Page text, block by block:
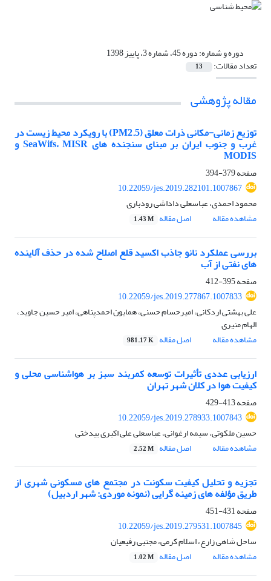
دوره و شماره:دوره 45، شماره 3، پاییز 1398
تعداد مقالات: 13
مقاله پژوهشی
توزیع زمانی-مکانی ذرات معلق (PM2.5) با رویکرد محیط زیست در
غرب و جنوب ایران بر مبنای سنجنده های SeaWifs، MISR و
MODIS
صفحه379-394
10.22059/jes.2019.282101.1007867
محمود احمدی، عباسعلی داداشی رودباری
مشاهده مقاله
اصل مقاله 1.43 M
بررسی عملکرد نانو جاذب اکسید قلع اصلاح شده در حذف آلاینده
های نفتی از آب
صفحه395-412
10.22059/jes.2019.277867.1007833
علی بهشتی اردکانی، امیرحسام حسنی، همایون احمدپناهی، امیر حسین جاوید،
الهام منیری
مشاهده مقاله
اصل مقاله 981.17 K
ارزیابی عددی تأثیرات توسعه کمربند سبز بر هواشناسی محلی و
کیفیت هوا در کلان شهر تهران
صفحه413-429
10.22059/jes.2019.278933.1007843
حسین ملکوتی، سیمه ارغوانی، عباسعلی علی اکبری بیدختی
مشاهده مقاله
اصل مقاله 2.52 M
تجزیه و تحلیل کیفیت سکونت در مجتمع های مسکونی شهری از
طریق مؤلفه های زمینه گرایی (نمونه موردی: شهر اردبیل)
صفحه431-451
10.22059/jes.2019.279531.1007845
ساحل شاهی زارع، اسلام کرمی، مجتبی رفیعیان
مشاهده مقاله
اصل مقاله 1.02 M